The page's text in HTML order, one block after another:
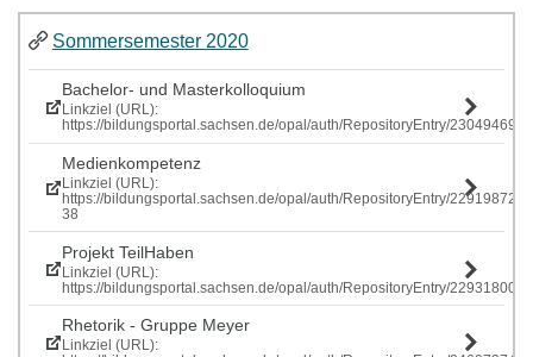
Sommersemester 2020
Bachelor- und Masterkolloquium
Linkziel (URL):
https://bildungsportal.sachsen.de/opal/auth/RepositoryEntry/
Medienkompetenz
Linkziel (URL):
https://bildungsportal.sachsen.de/opal/auth/RepositoryEntry/
38
Projekt TeilHaben
Linkziel (URL):
https://bildungsportal.sachsen.de/opal/auth/RepositoryEntry/
Rhetorik - Gruppe Meyer
Linkziel (URL):